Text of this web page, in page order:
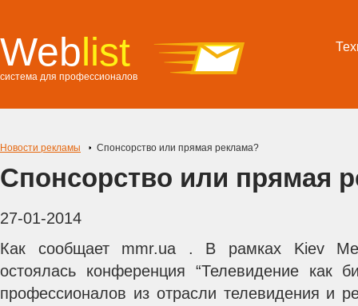
Weblist
система для профессионалов
Новости рекламы Спонсорство или прямая реклама?
Спонсорство или прямая
27-01-2014
Как сообщает mmr.ua . В рамках Kiev
остоялась конференция “Телевидение как
профессионалов из отрасли телевидения и